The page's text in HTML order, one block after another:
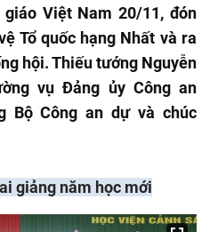
Việt Nam 20/11, đón
Tổ quốc hạng Nhất và ra
hội. Thiếu tướng Nguyễn
vụ Đảng ủy Công an
Bộ Công an dự và chúc
giảng năm học mới